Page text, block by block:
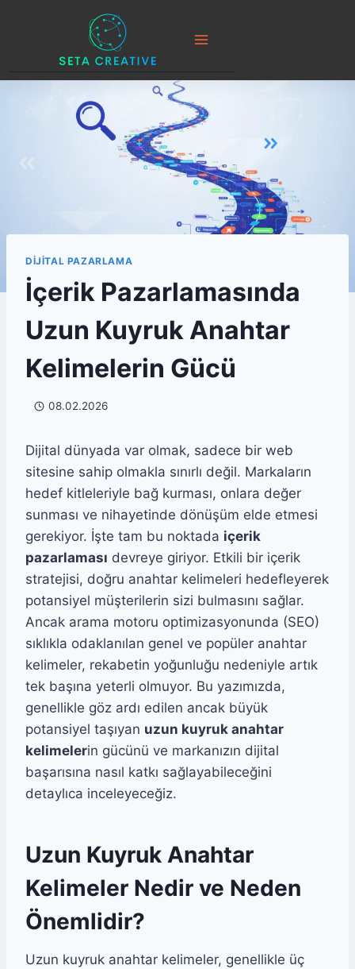
DIJITAL PAZARLAMA
İçerik Pazarlamasında
Uzun Kuyruk Anahtar
Kelimelerin Gücü
08.02.2026
Dijital dünyada var olmak, sadece bir web
sitesine sahip olmakla sınırlı değil. Markaların
hedef kitleleriyle bağ kurması, onlara değer
sunması ve nihayetinde dönüşüm elde etmesi
gerekiyor. İşte tam bu noktada içerik
pazarlaması devreye giriyor. Etkili bir içerik
stratejisi, doğru anahtar kelimeleri hedefleyerek
potansiyel müşterilerin sizi bulmasını sağlar.
Ancak arama motoru optimizasyonunda (SEO)
sıklıkla odaklanılan genel ve popüler anahtar
kelimeler, rekabetin yoğunluğu nedeniyle artık
tek başına yeterli olmuyor. Bu yazımızda,
genellikle göz ardı edilen ancak büyük
potansiyel taşıyan uzun kuyruk anahtar
kelimelerin gücünü ve markanızın dijital
başarısına nasıl katkı sağlayabileceğini
detaylıca inceleyeceğiz.
Uzun Kuyruk Anahtar
Kelimeler Nedir ve Neden
Önemlidir?
Uzun kuyruk anahtar kelimeler, genellikle üç